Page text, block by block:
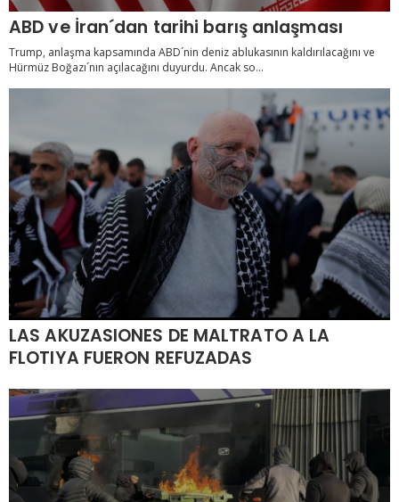
ABD ve İran´dan tarihi barış anlaşması
Trump, anlaşma kapsamında ABD´nin deniz ablukasının kaldırılacağını ve
Hürmüz Boğazı´nın açılacağını duyurdu. Ancak so...
LAS AKUZASIONES DE MALTRATO A LA
FLOTIYA FUERON REFUZADAS